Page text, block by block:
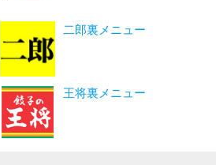
二郎裏メニュー
王将裏メニュー